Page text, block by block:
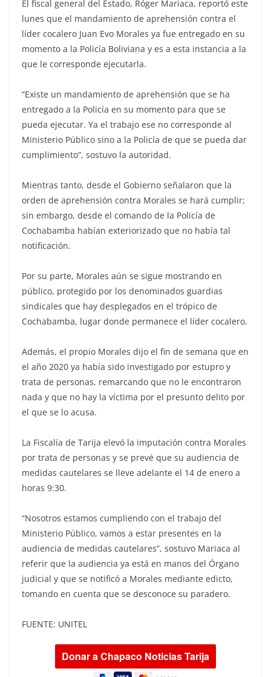
El fiscal general del Estado, Róger Mariaca, reportó este
lunes que el mandamiento de aprehensión contra el
líder cocalero Juan Evo Morales ya fue entregado en su
momento a la Policía Boliviana y es a esta instancia a la
que le corresponde ejecutarla.
“Existe un mandamiento de aprehensión que se ha
entregado a la Policía en su momento para que se
pueda ejecutar. Ya el trabajo ese no corresponde al
Ministerio Público sino a la Policía de que se pueda dar
cumplimiento”, sostuvo la autoridad.
Mientras tanto, desde el Gobierno señalaron que la
orden de aprehensión contra Morales se hará cumplir;
sin embargo, desde el comando de la Policía de
Cochabamba habían exteriorizado que no había tal
notificación.
Por su parte, Morales aún se sigue mostrando en
público, protegido por los denominados guardias
sindicales que hay desplegados en el trópico de
Cochabamba, lugar donde permanece el líder cocalero.
Además, el propio Morales dijo el fin de semana que en
el año 2020 ya había sido investigado por estupro y
trata de personas, remarcando que no le encontraron
nada y que no hay la víctima por el presunto delito por
el que se lo acusa.
La Fiscalía de Tarija elevó la imputación contra Morales
por trata de personas y se prevé que su audiencia de
medidas cautelares se lleve adelante el 14 de enero a
horas 9:30.
“Nosotros estamos cumpliendo con el trabajo del
Ministerio Público, vamos a estar presentes en la
audiencia de medidas cautelares”, sostuvo Mariaca al
referir que la audiencia ya está en manos del Órgano
judicial y que se notificó a Morales mediante edicto,
tomando en cuenta que se desconoce su paradero.
FUENTE: UNITEL